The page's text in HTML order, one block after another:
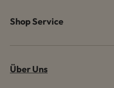
Shop Service
Über Uns